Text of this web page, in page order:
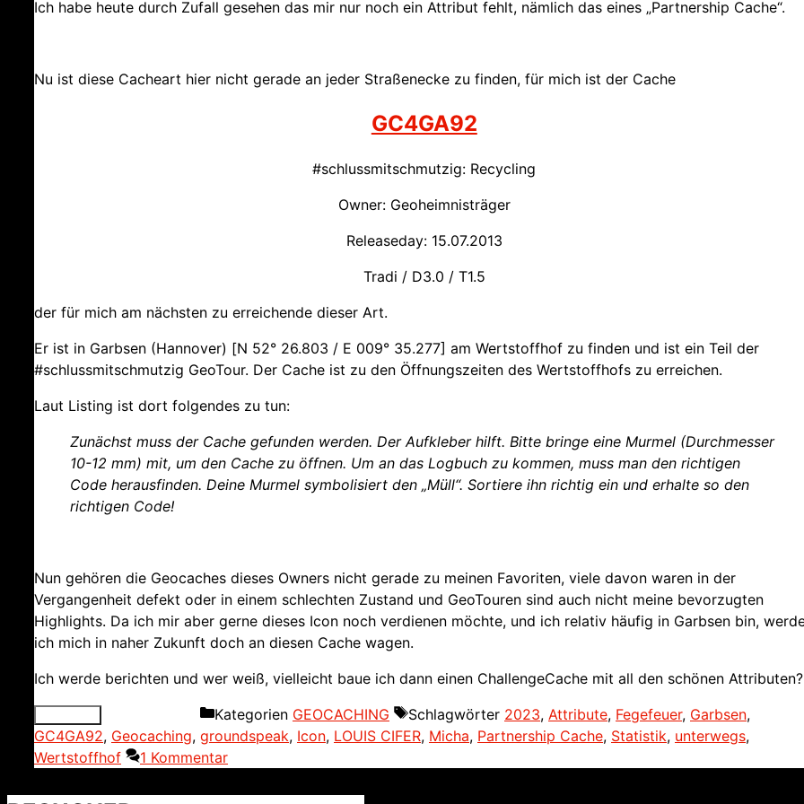
Ich habe heute durch Zufall gesehen das mir nur noch ein Attribut fehlt, nämlich das eines „Partnership Cache“.
Nu ist diese Cacheart hier nicht gerade an jeder Straßenecke zu finden, für mich ist der Cache
GC4GA92
#schlussmitschmutzig: Recycling
Owner: Geoheimnisträger
Releaseday: 15.07.2013
Tradi / D3.0 / T1.5
der für mich am nächsten zu erreichende dieser Art.
Er ist in Garbsen (Hannover) [N 52° 26.803 / E 009° 35.277] am Wertstoffhof zu finden und ist ein Teil der
#schlussmitschmutzig GeoTour. Der Cache ist zu den Öffnungszeiten des Wertstoffhofs zu erreichen.
Laut Listing ist dort folgendes zu tun:
Zunächst muss der Cache gefunden werden. Der Aufkleber hilft. Bitte bringe eine Murmel (Durchmesser
10-12 mm) mit, um den Cache zu öffnen. Um an das Logbuch zu kommen, muss man den richtigen
Code herausfinden. Deine Murmel symbolisiert den „Müll“. Sortiere ihn richtig ein und erhalte so den
richtigen Code!
Nun gehören die Geocaches dieses Owners nicht gerade zu meinen Favoriten, viele davon waren in der
Vergangenheit defekt oder in einem schlechten Zustand und GeoTouren sind auch nicht meine bevorzugten
Highlights. Da ich mir aber gerne dieses Icon noch verdienen möchte, und ich relativ häufig in Garbsen bin,
ich mich in naher Zukunft doch an diesen Cache wagen.
Ich werde berichten und wer weiß, vielleicht baue ich dann einen ChallengeCache mit all den schönen
Kategorien GEOCACHING Schlagwörter 2023, Attribute, Fegefeuer, Garbsen,
GC4GA92, Geocaching, groundspeak, Icon, LOUIS CIFER, Micha, Partnership Cache, Statistik, unterwegs,
Wertstoffhof
1 Kommentar